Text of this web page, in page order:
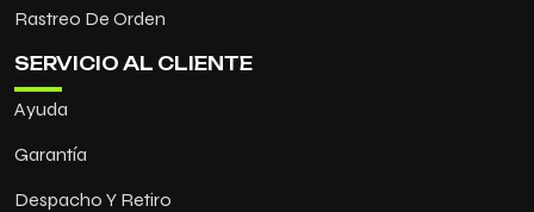
Rastreo De Orden
SERVICIO AL CLIENTE
Ayuda
Garantía
Despacho Y Retiro